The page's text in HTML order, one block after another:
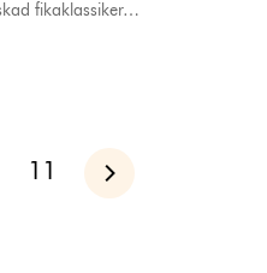
fikaklassiker…
11 Nästa